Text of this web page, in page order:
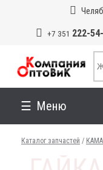
+7 351 222-
Меню
Каталог запчастей /